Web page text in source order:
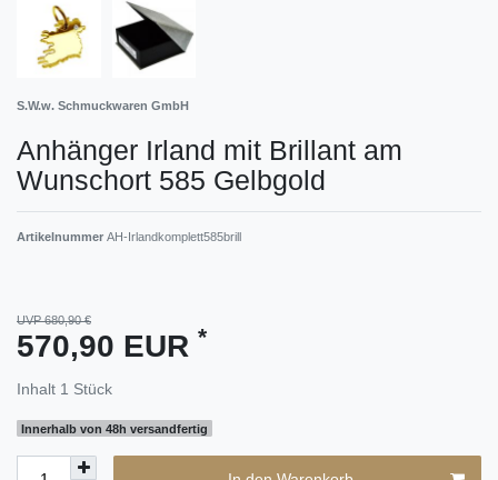
S.W.w. Schmuckwaren GmbH
Anhänger Irland mit Brillant am
Wunschort 585 Gelbgold
Artikelnummer AH-Irlandkomplett585brill
UVP 680,90 €
570,90 EUR *
Inhalt 1 Stück
Innerhalb von 48h versandfertig